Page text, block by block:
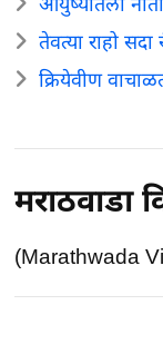
तेवत्या राहो
क्रियेवीण
मराठवाडा
(Marathwada